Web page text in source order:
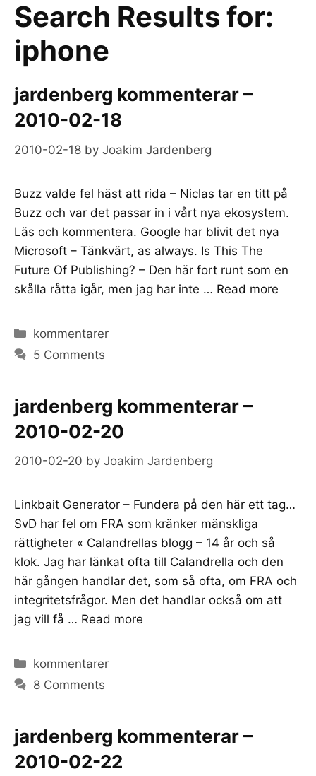
Search Results for:
iphone
jardenberg kommenterar –
2010-02-18
2010-02-18 by Joakim Jardenberg
Buzz valde fel häst att rida – Niclas tar en titt på
Buzz och var det passar in i vårt nya ekosystem.
Läs och kommentera. Google har blivit det nya
Microsoft – Tänkvärt, as always. Is This The
Future Of Publishing? – Den här fort runt som en
skålla råtta igår, men jag har inte … Read more
Categories
kommentarer
5 Comments
jardenberg kommenterar –
2010-02-20
2010-02-20 by Joakim Jardenberg
Linkbait Generator – Fundera på den här ett tag…
SvD har fel om FRA som kränker mänskliga
rättigheter « Calandrellas blogg – 14 år och så
klok. Jag har länkat ofta till Calandrella och den
här gången handlar det, som så ofta, om FRA och
integritetsfrågor. Men det handlar också om att
jag vill få … Read more
Categories
kommentarer
8 Comments
jardenberg kommenterar –
2010-02-22